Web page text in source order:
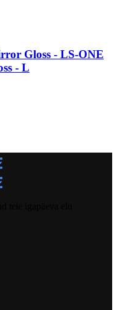
Gloss - LS-ONE
- L